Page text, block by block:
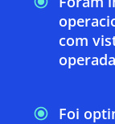
com
Foi